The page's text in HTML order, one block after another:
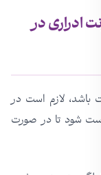
ادراری در
باشد، لازم است در
شود تا در صورت